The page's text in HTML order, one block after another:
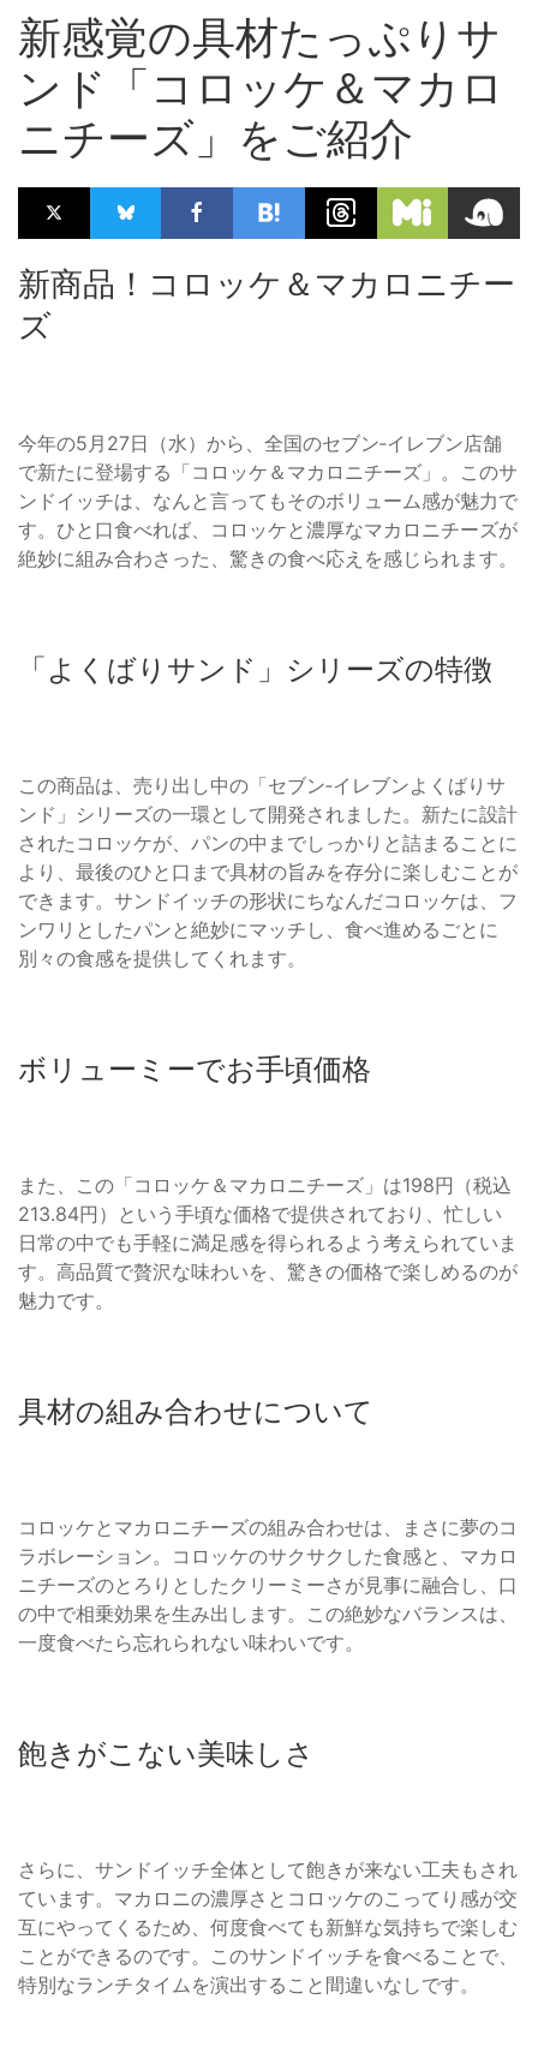
新感覚の具材たっぷりサ
ンド「コロッケ＆マカロ
ニチーズ」をご紹介
新商品！コロッケ＆マカロニチー
ズ
今年の5月27日（水）から、全国のセブン‐イレブン店舗
で新たに登場する「コロッケ＆マカロニチーズ」。このサ
ンドイッチは、なんと言ってもそのボリューム感が魅力で
す。ひと口食べれば、コロッケと濃厚なマカロニチーズが
絶妙に組み合わさった、驚きの食べ応えを感じられます。
「よくばりサンド」シリーズの特徴
この商品は、売り出し中の「セブン‐イレブンよくばりサ
ンド」シリーズの一環として開発されました。新たに設計
されたコロッケが、パンの中までしっかりと詰まることに
より、最後のひと口まで具材の旨みを存分に楽しむことが
できます。サンドイッチの形状にちなんだコロッケは、フ
ンワリとしたパンと絶妙にマッチし、食べ進めるごとに
別々の食感を提供してくれます。
ボリューミーでお手頃価格
また、この「コロッケ＆マカロニチーズ」は198円（税込
213.84円）という手頃な価格で提供されており、忙しい
日常の中でも手軽に満足感を得られるよう考えられていま
す。高品質で贅沢な味わいを、驚きの価格で楽しめるのが
魅力です。
具材の組み合わせについて
コロッケとマカロニチーズの組み合わせは、まさに夢のコ
ラボレーション。コロッケのサクサクした食感と、マカロ
ニチーズのとろりとしたクリーミーさが見事に融合し、口
の中で相乗効果を生み出します。この絶妙なバランスは、
一度食べたら忘れられない味わいです。
飽きがこない美味しさ
さらに、サンドイッチ全体として飽きが来ない工夫もされ
ています。マカロニの濃厚さとコロッケのこってり感が交
互にやってくるため、何度食べても新鮮な気持ちで楽しむ
ことができるのです。このサンドイッチを食べることで、
特別なランチタイムを演出すること間違いなしです。